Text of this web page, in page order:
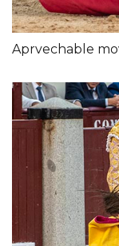
Aprvechable